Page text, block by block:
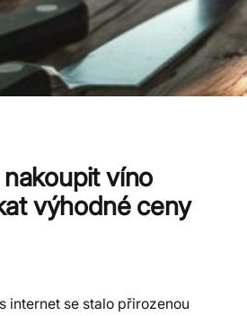
víno
výhodné ceny
internet se stalo přirozenou